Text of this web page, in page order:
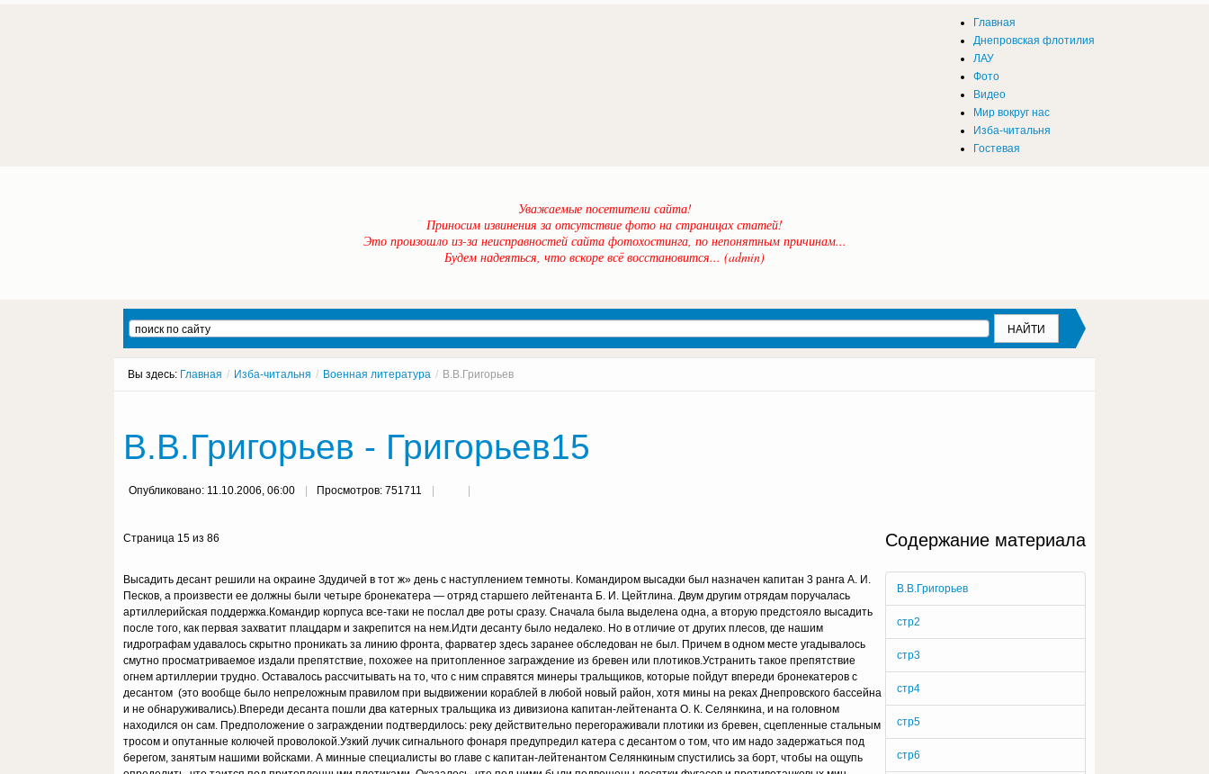
Главная
Днепровская флотилия
ЛАУ
Фото
Видео
Мир вокруг нас
Изба-читальня
Гостевая
Уважаемые посетители сайта!
Приносим извинения за отсутствие фото на страницах статей!
Это произошло из-за неисправностей сайта фотохостинга, по непонятным причинам...
Будем надеяться, что вскоре всё восстановится... (admin)
Вы здесь: Главная / Изба-читальня / Военная литература / В.В.Григорьев
В.В.Григорьев - Григорьев15
Опубликовано: 11.10.2006, 06:00 Просмотров: 751711
Содержание материала
В.В.Григорьев
стр2
стр3
стр4
стр5
стр6
Страница 15 из 86
Высадить десант решили на окраине Здудичей в тот ж» день с наступлением темноты. Командиром высадки был назначен капитан 3 ранга А. И.
Песков, а произвести ее должны были четыре бронекатера — отряд старшего лейтенанта Б. И. Цейтлина. Двум другим отрядам поручалась
артиллерийская поддержка.Командир корпуса все-таки не послал две роты сразу. Сначала была выделена одна, а вторую предстояло высадить
после того, как первая захватит плацдарм и закрепится на нем.Идти десанту было недалеко. Но в отличие от других плесов, где нашим
гидрографам удавалось скрытно проникать за линию фронта, фарватер здесь заранее обследован не был. Причем в одном месте угадывалось
смутно просматриваемое издали препятствие, похожее на притопленное заграждение из бревен или плотиков.Устранить такое препятствие
огнем артиллерии трудно. Оставалось рассчитывать на то, что с ним справятся минеры тральщиков, которые пойдут впереди бронекатеров с
десантом (это вообще было непреложным правилом при выдвижении кораблей в любой новый район, хотя мины на реках Днепровского бассейна
и не обнаруживались).Впереди десанта пошли два катерных тральщика из дивизиона капитан-лейтенанта О. К. Селянкина, и на головном
находился он сам. Предположение о заграждении подтвердилось: реку действительно перегораживали плотики из бревен, сцепленные стальным
тросом и опутанные колючей проволокой.Узкий лучик сигнального фонаря предупредил катера с десантом о том, что им надо задержаться под
берегом, занятым нашими войсками. А минные специалисты во главе с капитан-лейтенантом Селянкиным спустились за борт, чтобы на ощупь